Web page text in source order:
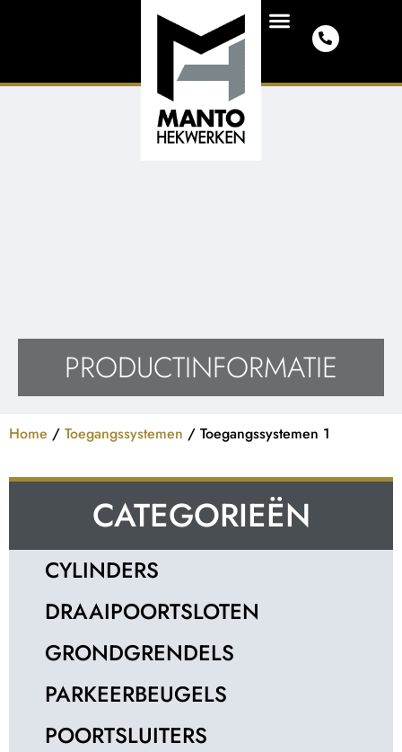
PRODUCTINFORMATIE
Home / Toegangssystemen / Toegangssystemen 1
CATEGORIEËN
CYLINDERS
DRAAIPOORTSLOTEN
GRONDGRENDELS
PARKEERBEUGELS
POORTSLUITERS